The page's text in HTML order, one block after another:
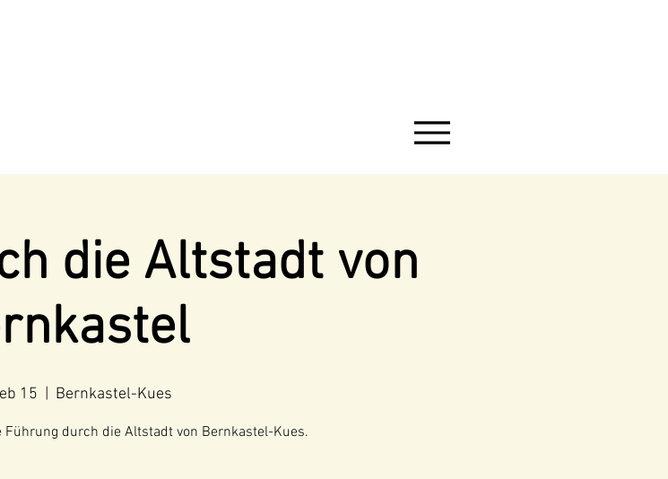
die Altstadt von
15 Bernkastel-Kues
durch die Altstadt von Bernkastel-Kues.